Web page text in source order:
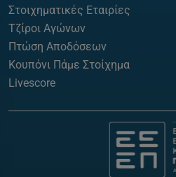
Στοιχηματικές Εταιρίες
Τζίροι Αγώνων
Πτώση Αποδόσεων
Κουπόνι Πάμε Στοίχημα
Livescore